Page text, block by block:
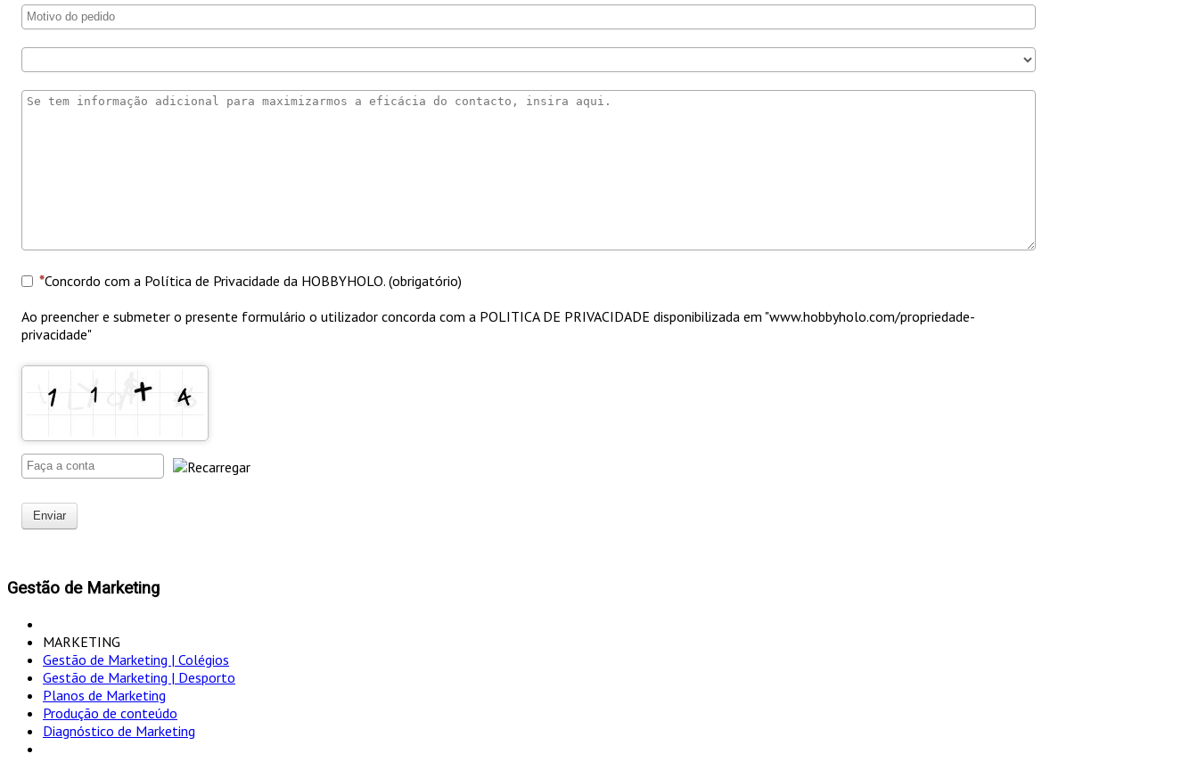
Concordo com a Política de Privacidade da HOBBYHOLO. (obrigatório)
Ao preencher e submeter o presente formulário o utilizador concorda com a POLITICA DE PRIVACIDADE disponibilizada em "www.hobbyholo.com/propriedade-
privacidade"
Enviar
Gestão de Marketing
MARKETING
Gestão de Marketing | Colégios
Gestão de Marketing | Desporto
Planos de Marketing
Produção de conteúdo
Diagnóstico de Marketing